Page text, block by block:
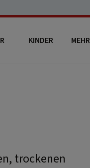
KINDER MEHR
trockenen